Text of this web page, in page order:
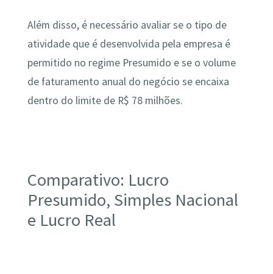
Além disso, é necessário avaliar se o tipo de
atividade que é desenvolvida pela empresa é
permitido no regime Presumido e se o volume
de faturamento anual do negócio se encaixa
dentro do limite de R$ 78 milhões.
Comparativo: Lucro
Presumido, Simples Nacional
e Lucro Real